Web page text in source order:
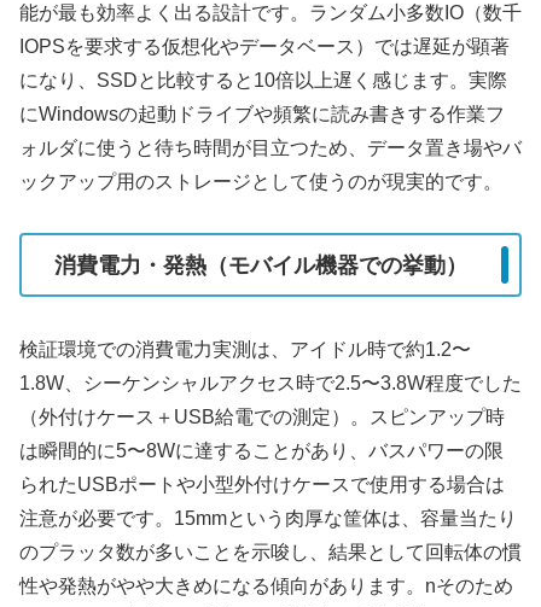
能が最も効率よく出る設計です。ランダム小多数IO（数千
IOPSを要求する仮想化やデータベース）では遅延が顕著
になり、SSDと比較すると10倍以上遅く感じます。実際
にWindowsの起動ドライブや頻繁に読み書きする作業フ
ォルダに使うと待ち時間が目立つため、データ置き場やバ
ックアップ用のストレージとして使うのが現実的です。
消費電力・発熱（モバイル機器での挙動）
検証環境での消費電力実測は、アイドル時で約1.2〜
1.8W、シーケンシャルアクセス時で2.5〜3.8W程度でした
（外付けケース＋USB給電での測定）。スピンアップ時
は瞬間的に5〜8Wに達することがあり、バスパワーの限
られたUSBポートや小型外付けケースで使用する場合は
注意が必要です。15mmという肉厚な筐体は、容量当たり
のプラッタ数が多いことを示唆し、結果として回転体の慣
性や発熱がやや大きめになる傾向があります。nそのため